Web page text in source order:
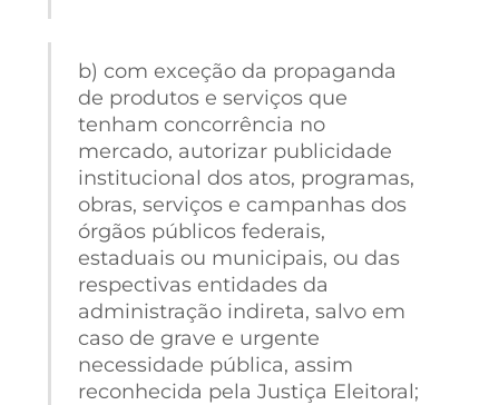
b) com exceção da propaganda
de produtos e serviços que
tenham concorrência no
mercado, autorizar publicidade
institucional dos atos, programas,
obras, serviços e campanhas dos
órgãos públicos federais,
estaduais ou municipais, ou das
respectivas entidades da
administração indireta, salvo em
caso de grave e urgente
necessidade pública, assim
reconhecida pela Justiça Eleitoral;